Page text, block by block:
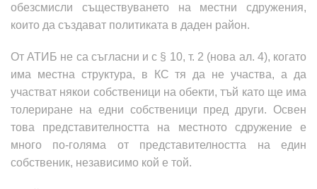
обезсмисли съществуването на местни сдружения,
които да създават политиката в даден район.
От АТИБ не са съгласни и с § 10, т. 2 (нова ал. 4), когато
има местна структура, в КС тя да не участва, а да
участват някои собственици на обекти, тъй като ще има
толериране на едни собственици пред други. Освен
това представителността на местното сдружение е
много по-голяма от представителността на един
собственик, независимо кой е той.